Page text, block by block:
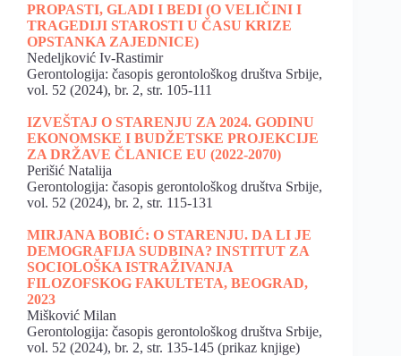
PROPASTI, GLADI I BEDI (O VELIČINI I
TRAGEDIJI STAROSTI U ČASU KRIZE
OPSTANKA ZAJEDNICE)
Nedeljković Iv-Rastimir
Gerontologija: časopis gerontološkog društva Srbije,
vol. 52 (2024), br. 2, str. 105-111
IZVEŠTAJ O STARENJU ZA 2024. GODINU
EKONOMSKE I BUDŽETSKE PROJEKCIJE
ZA DRŽAVE ČLANICE EU (2022-2070)
Perišić Natalija
Gerontologija: časopis gerontološkog društva Srbije,
vol. 52 (2024), br. 2, str. 115-131
MIRJANA BOBIĆ: O STARENJU. DA LI JE
DEMOGRAFIJA SUDBINA? INSTITUT ZA
SOCIOLOŠKA ISTRAŽIVANJA
FILOZOFSKOG FAKULTETA, BEOGRAD,
2023
Mišković Milan
Gerontologija: časopis gerontološkog društva Srbije,
vol. 52 (2024), br. 2, str. 135-145 (prikaz knjige)